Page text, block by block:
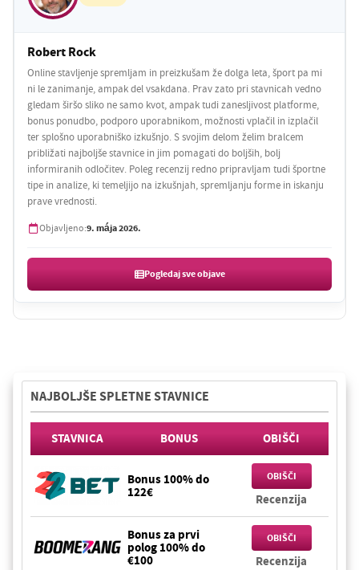
Robert Rock
Online stavljenje spremljam in preizkušam že dolga leta, šport pa mi
ni le zanimanje, ampak del vsakdana. Prav zato pri stavnicah vedno
gledam širšo sliko ne samo kvot, ampak tudi zanesljivost platforme,
bonus ponudbo, podporo uporabnikom, možnosti vplačil in izplačil
ter splošno uporabniško izkušnjo. S svojim delom želim bralcem
približati najboljše stavnice in jim pomagati do boljših, bolj
informiranih odločitev. Poleg recenzij redno pripravljam tudi športne
tipe in analize, ki temeljijo na izkušnjah, spremljanju forme in iskanju
prave vrednosti.
Objavljeno:9. mája 2026.
Pogledaj sve objave
NAJBOLJŠE SPLETNE STAVNICE
STAVNICA BONUS OBIŠČI
Bonus 100% do
122€
OBIŠČI
Recenzija
Bonus za prvi
polog 100% do
€100
OBIŠČI
Recenzija